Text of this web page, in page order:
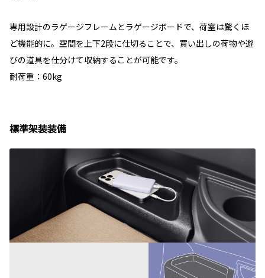
専用設計のラゲージフレームとラゲージボードで、荷室は驚くほ
ど機能的に。空間を上下2段に仕切ることで、買い出しの荷物や遊
びの道具を仕分けて収納することが可能です。
耐荷重：60kg
標準架装装備